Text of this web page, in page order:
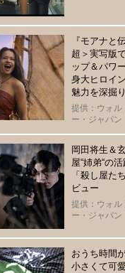
『モアナと
超＞実写版
ップ＆パワ
身大ヒロイ
魅力を深掘り
提供：ウォル
ー・ジャパン
岡田将生＆
屋“姉弟“の
「殺し屋た
ビュー
提供：ウォル
ー・ジャパン
おうち時間
小さくて可